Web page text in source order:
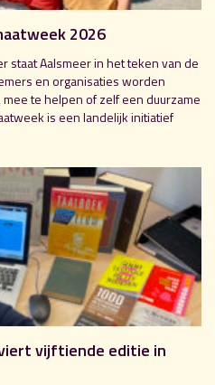
2026
staat Aalsmeer in het teken van de
en organisaties worden
te helpen of zelf een duurzame
is een landelijk initiatief
vijftiende editie in